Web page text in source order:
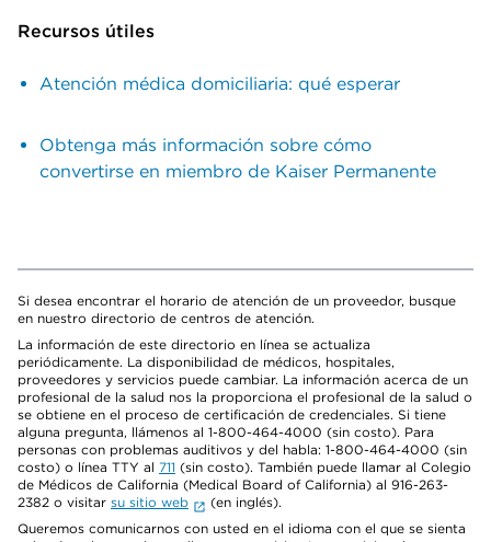
Recursos útiles
Atención médica domiciliaria: qué esperar
Obtenga más información sobre cómo
convertirse en miembro de Kaiser Permanente
Si desea encontrar el horario de atención de un proveedor, busque
en nuestro directorio de centros de atención.
La información de este directorio en línea se actualiza
periódicamente. La disponibilidad de médicos, hospitales,
proveedores y servicios puede cambiar. La información acerca de un
profesional de la salud nos la proporciona el profesional de la salud o
se obtiene en el proceso de certificación de credenciales. Si tiene
alguna pregunta, llámenos al 1-800-464-4000 (sin costo). Para
personas con problemas auditivos y del habla: 1-800-464-4000 (sin
costo) o línea TTY al 711 (sin costo). También puede llamar al Colegio
de Médicos de California (Medical Board of California) al 916-263-
2382 o visitar su sitio web
(en inglés).
Queremos comunicarnos con usted en el idioma con el que se sienta